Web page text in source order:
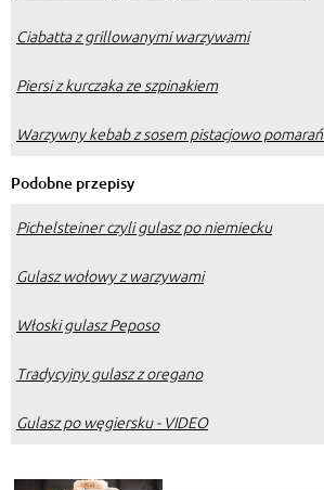
Ciabatta z grillowanymi warzywami
Piersi z kurczaka ze szpinakiem
Warzywny kebab z sosem pistacjowo
Podobne przepisy
Pichelsteiner czyli gulasz po niemiecku
Gulasz wołowy z warzywami
Włoski gulasz Peposo
Tradycyjny gulasz z oregano
Gulasz po węgiersku - VIDEO